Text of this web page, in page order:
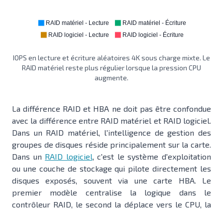
RAID matériel - Lecture
RAID matériel - Écriture
RAID logiciel - Lecture
RAID logiciel - Écriture
IOPS en lecture et écriture aléatoires 4K sous charge mixte. Le
RAID matériel reste plus régulier lorsque la pression CPU
augmente.
La différence RAID et HBA ne doit pas être confondue
avec la différence entre RAID matériel et RAID logiciel.
Dans un RAID matériel, l'intelligence de gestion des
groupes de disques réside principalement sur la carte.
Dans un RAID logiciel, c'est le système d'exploitation
ou une couche de stockage qui pilote directement les
disques exposés, souvent via une carte HBA. Le
premier modèle centralise la logique dans le
contrôleur RAID, le second la déplace vers le CPU, la